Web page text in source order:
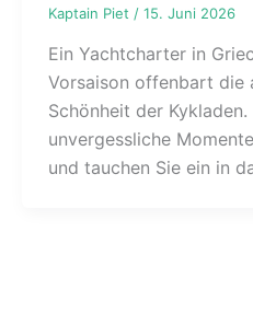
Kaptain Piet / 15. Juni 2026
Ein Yachtcharter in
Vorsaison offenbart die
Schönheit der Kykladen.
unvergessliche
und tauchen Sie ein in